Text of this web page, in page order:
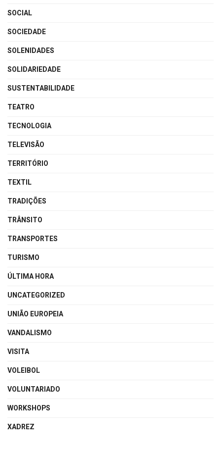
SOCIAL
SOCIEDADE
SOLENIDADES
SOLIDARIEDADE
SUSTENTABILIDADE
TEATRO
TECNOLOGIA
TELEVISÃO
TERRITÓRIO
TEXTIL
TRADIÇÕES
TRÂNSITO
TRANSPORTES
TURISMO
ÚLTIMA HORA
UNCATEGORIZED
UNIÃO EUROPEIA
VANDALISMO
VISITA
VOLEIBOL
VOLUNTARIADO
WORKSHOPS
XADREZ